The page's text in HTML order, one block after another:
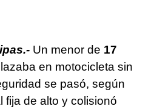
Un menor de 17
en motocicleta sin
se pasó, según
fija de alto y colisionó